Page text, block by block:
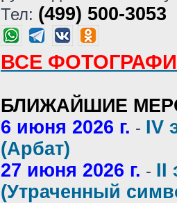
Тел: (499) 500-3053
ВСЕ
БЛИЖАЙШИЕ
6 июня 2026 г. - IV
(Арбат)
27 июня 2026 г. - II
(Утраченный